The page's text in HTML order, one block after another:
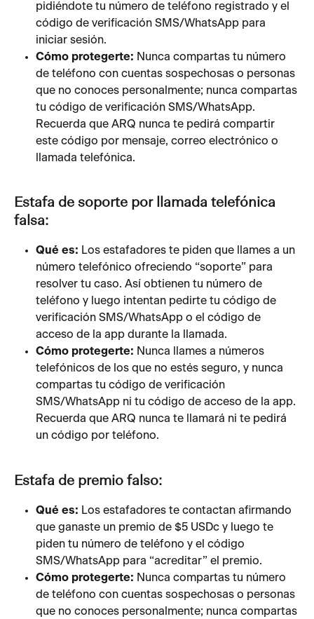
pidiéndote tu número de teléfono registrado y el
código de verificación SMS/WhatsApp para
iniciar sesión.
Cómo protegerte: Nunca compartas tu número
de teléfono con cuentas sospechosas o personas
que no conoces personalmente; nunca compartas
tu código de verificación SMS/WhatsApp.
Recuerda que ARQ nunca te pedirá compartir
este código por mensaje, correo electrónico o
llamada telefónica.
Estafa de soporte por llamada telefónica
falsa:
Qué es: Los estafadores te piden que llames a un
número telefónico ofreciendo “soporte” para
resolver tu caso. Así obtienen tu número de
teléfono y luego intentan pedirte tu código de
verificación SMS/WhatsApp o el código de
acceso de la app durante la llamada.
Cómo protegerte: Nunca llames a números
telefónicos de los que no estés seguro, y nunca
compartas tu código de verificación
SMS/WhatsApp ni tu código de acceso de la app.
Recuerda que ARQ nunca te llamará ni te pedirá
un código por teléfono.
Estafa de premio falso:
Qué es: Los estafadores te contactan afirmando
que ganaste un premio de $5 USDc y luego te
piden tu número de teléfono y el código
SMS/WhatsApp para “acreditar” el premio.
Cómo protegerte: Nunca compartas tu número
de teléfono con cuentas sospechosas o personas
que no conoces personalmente; nunca compartas